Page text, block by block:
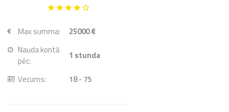
Max summa:
25000 €
Nauda kontā
pēc:
1 stunda
Vecums: 18 - 75